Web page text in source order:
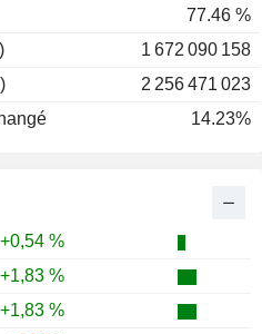
+0,54 %
+1,83 %
+1,83 %
77.46 %
1 672 090 158
2 256 471 023
14.23%
%